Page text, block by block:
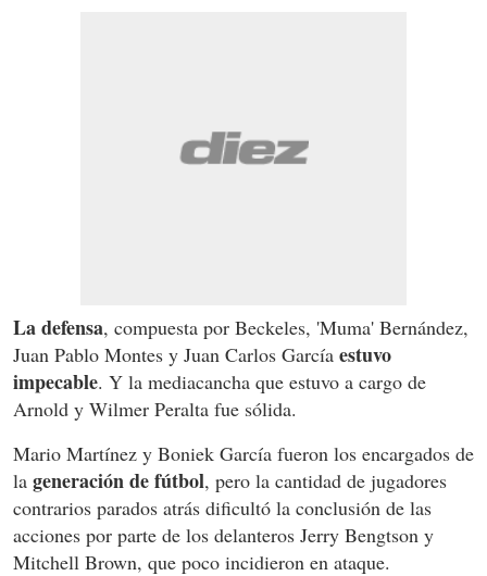
La defensa, compuesta por Beckeles, 'Muma' Bernández,
Juan Pablo Montes y Juan Carlos García estuvo
impecable. Y la mediacancha que estuvo a cargo de
Arnold y Wilmer Peralta fue sólida.
Mario Martínez y Boniek García fueron los encargados de
la generación de fútbol, pero la cantidad de jugadores
contrarios parados atrás dificultó la conclusión de las
acciones por parte de los delanteros Jerry Bengtson y
Mitchell Brown, que poco incidieron en ataque.